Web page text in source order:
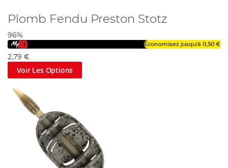
Plomb Fendu Preston Stotz
96%
Économisez jusqu'à 0,50 €
2,79 €
Voir Les Options